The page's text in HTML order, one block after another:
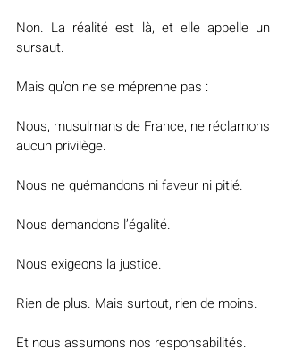
Non. La réalité est là, et elle appelle un
sursaut.
Mais qu’on ne se méprenne pas :
Nous, musulmans de France, ne réclamons
aucun privilège.
Nous ne quémandons ni faveur ni pitié.
Nous demandons l’égalité.
Nous exigeons la justice.
Rien de plus. Mais surtout, rien de moins.
Et nous assumons nos responsabilités.